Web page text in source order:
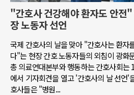
"간호사 건강해야 환자도 안전
장 노동자 선언
국제 간호사의 날을 맞아 "간호사는 환자
다"는 현장 간호 노동자들의 외침이 광화
총 의료연대본부와 행동하는 간호사회는
에서 기자회견을 열고 '간호사의 날 선언'
호사들은 "병원...